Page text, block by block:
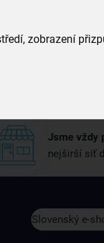
zobrazení
Jsme vždy
nejširší síť
Slovenský e-